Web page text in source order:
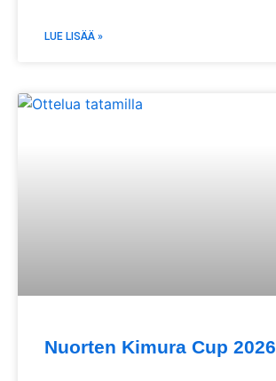
LUE LISÄÄ »
Nuorten Kimura Cup 2026